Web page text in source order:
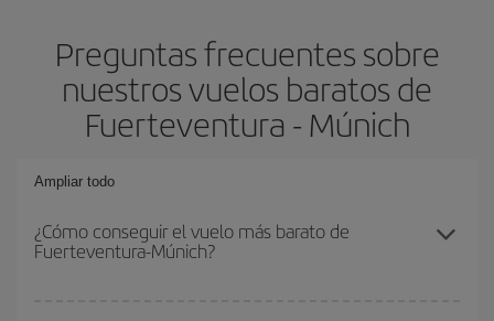
Preguntas frecuentes sobre
nuestros vuelos baratos de
Fuerteventura - Múnich
Ampliar todo
¿Cómo conseguir el vuelo más barato de
Fuerteventura-Múnich?